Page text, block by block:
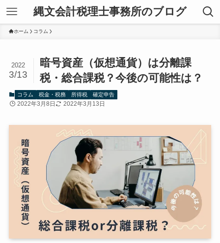
縄文会計税理士事務所のブログ
ホーム コラム
暗号資産（仮想通貨）は分離課
税・総合課税？今後の可能性は？
2022
3/13
コラム 税金・税務 所得税 確定申告
2022年3月8日 2022年3月13日